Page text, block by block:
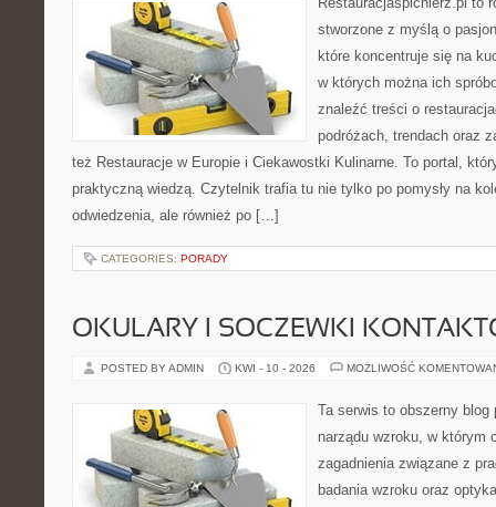
stworzone z myślą o
które koncentruje się na
w których można ich
znaleźć treści o
podróżach, trendach oraz
też Restauracje w Europie i Ciekawostki Kulinarne. To portal,
praktyczną wiedzą. Czytelnik trafia tu nie tylko po pomysły na
odwiedzenia, ale również po […]
CATEGORIES: PORADY
OKULARY I SOCZEWKI
POSTED BY ADMIN KWI - 10 - 2026 MOŻLIWOŚĆ
Ta serwis to obszerny
narządu wzroku, w którym
zagadnienia związane z
badania wzroku oraz